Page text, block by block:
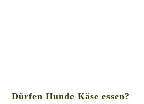
Dürfen Hunde Käse essen?